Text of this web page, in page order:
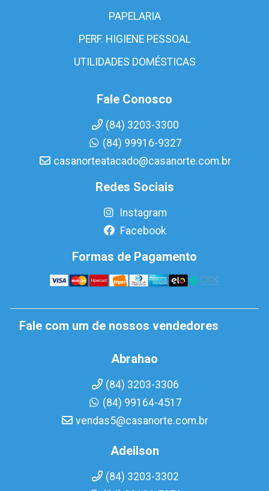
PAPELARIA
PERF. HIGIENE PESSOAL
UTILIDADES DOMÉSTICAS
Fale Conosco
(84) 3203-3300
(84) 99916-9327
casanorteatacado@casanorte.com.br
Redes Sociais
Instagram
Facebook
Formas de Pagamento
Fale com um de nossos vendedores
Abrahao
(84) 3203-3306
(84) 99164-4517
vendas5@casanorte.com.br
Adeilson
(84) 3203-3302